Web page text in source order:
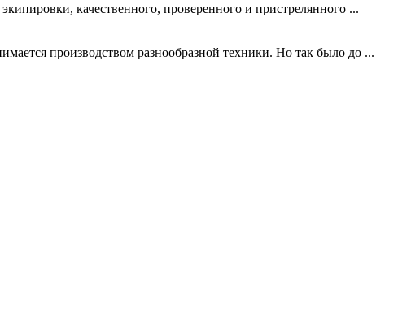
качественного, проверенного и пристрелянного ...
производством разнообразной техники. Но так было до ...